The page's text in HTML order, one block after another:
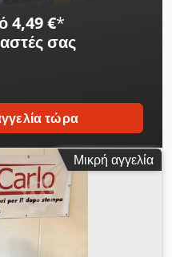
4,49 €*
σας
τώρα
Μικρή αγγελία